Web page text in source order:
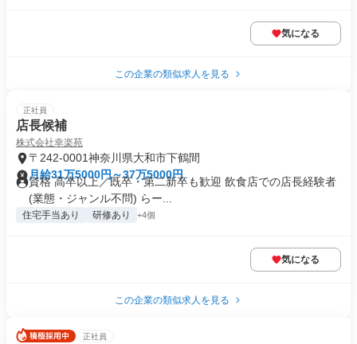
気になる
この企業の類似求人を見る
正社員
店長候補
株式会社幸楽苑
〒242-0001神奈川県大和市下鶴間
月給31万5000円～37万5000円
資格 高卒以上／既卒・第二新卒も歓迎 飲食店での店長経験者
(業態・ジャンル不問) らー...
住宅手当あり 研修あり +4個
気になる
この企業の類似求人を見る
正社員